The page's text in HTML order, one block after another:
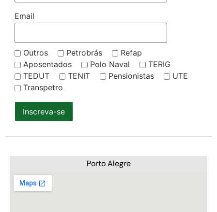
Email
Outros Petrobrás
Refap
Aposentados
Polo Naval
TERIG
TEDUT
TENIT Pensionistas
UTE
Transpetro
Inscreva-se
Porto Alegre